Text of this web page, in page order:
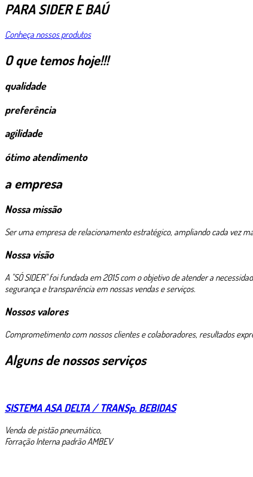
PARA SIDER E BAÚ
Conheça nossos produtos
O que temos hoje!!!
qualidade
preferência
agilidade
ótimo atendimento
a empresa
Nossa missão
Ser uma empresa de relacionamento estratégico, ampliando cada vez
Nossa visão
A "SÓ SIDER" foi fundada em 2015 com o objetivo de atender a
segurança e transparência em nossas vendas e serviços.
Nossos valores
Comprometimento com nossos clientes e colaboradores, resultados
Alguns de nossos serviços
SISTEMA ASA DELTA / TRANSp. BEBIDAS
Venda de pistão pneumático,
Forração Interna padrão AMBEV